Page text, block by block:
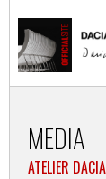
MEDIA
ATELIER